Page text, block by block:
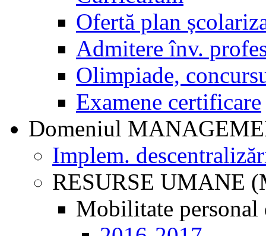
Ofertă plan
Admitere înv.
Olimpiade,
Examene certificare
Domeniul
Implem.
RESURSE UMANE
Mobilitate personal